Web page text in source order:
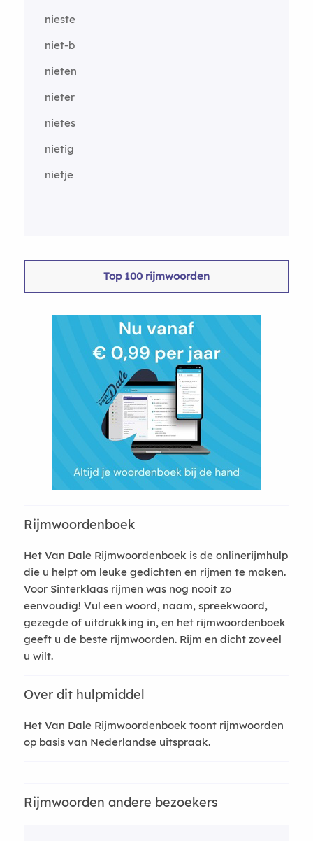
nieste
niet-b
nieten
nieter
nietes
nietig
nietje
Top 100 rijmwoorden
Rijmwoordenboek
Het Van Dale Rijmwoordenboek is de onlinerijmhulp
die u helpt om leuke gedichten en rijmen te maken.
Voor Sinterklaas rijmen was nog nooit zo
eenvoudig! Vul een woord, naam, spreekwoord,
gezegde of uitdrukking in, en het rijmwoordenboek
geeft u de beste rijmwoorden. Rijm en dicht zoveel
u wilt.
Over dit hulpmiddel
Het Van Dale Rijmwoordenboek toont rijmwoorden
op basis van Nederlandse uitspraak.
Rijmwoorden andere bezoekers